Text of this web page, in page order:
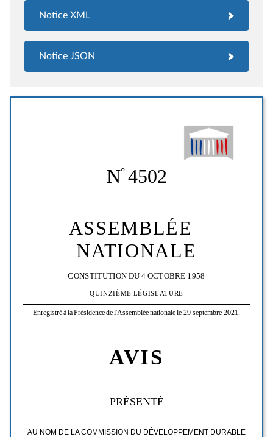
Notice XML
Notice JSON